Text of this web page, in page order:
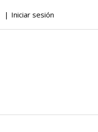
Iniciar sesión